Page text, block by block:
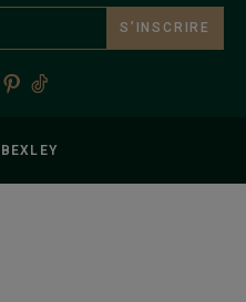
S’INSCRIRE